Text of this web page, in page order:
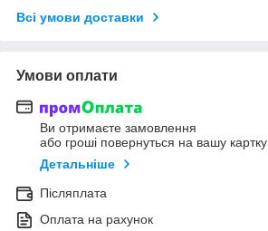
Всі умови доставки
Умови оплати
Ви отримаєте замовлення
або гроші повернуться на вашу картку
Детальніше
Післяплата
Оплата на рахунок